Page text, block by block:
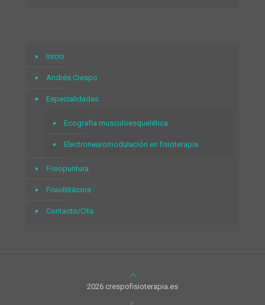
Inicio
Andrés Crespo
Especialidades
Ecografía musculoesquelética
Electroneuromodulación en fisioterapia
Fisiopuntura
FisioBitácora
Contacto/Cita
2026 crespofisioterapia.es